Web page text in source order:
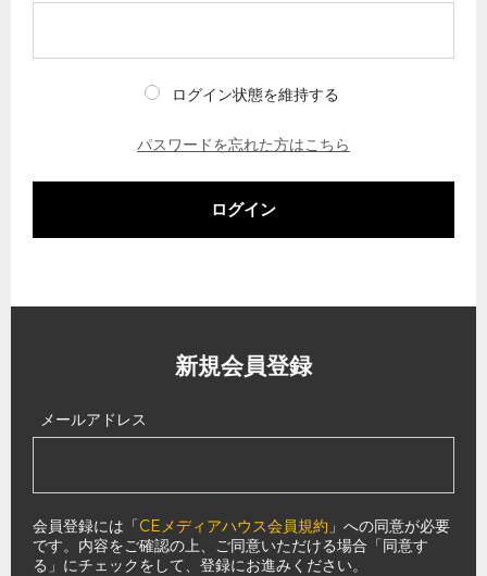
ログイン状態を維持する
パスワードを忘れた方はこちら
ログイン
新規会員登録
メールアドレス
会員登録には「CEメディアハウス会員規約 」への同意が必要
です。内容をご確認の上、ご同意いただける場合「同意す
る」にチェックをして、登録にお進みください。